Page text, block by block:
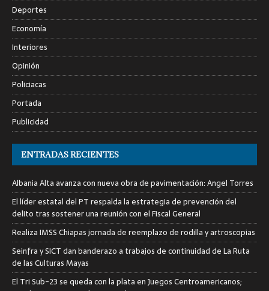
Deportes
Economía
Interiores
Opinión
Policiacas
Portada
Publicidad
ENTRADAS RECIENTES
Albania Alta avanza con nueva obra de pavimentación: Angel Torres
El líder estatal del PT respalda la estrategia de prevención del
delito tras sostener una reunión con el Fiscal General
Realiza IMSS Chiapas jornada de reemplazo de rodilla y artroscopias
Seinfra y SICT dan banderazo a trabajos de continuidad de La Ruta
de las Culturas Mayas
El Tri Sub-23 se queda con la plata en Juegos Centroamericanos;